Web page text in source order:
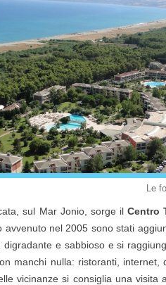
Le
sul Mar Jonio, sorge ilCentro
avvenuto nel 2005 sono stati
digradante e sabbioso e si
manchi nulla: ristoranti,
vicinanze si consiglia una visita